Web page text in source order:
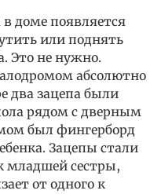
доме появляется
или поднять
Это не нужно.
абсолютно
два зацепа были
рядом с дверным
был фингерборд
Зацепы стали
младшей сестры,
от одного к